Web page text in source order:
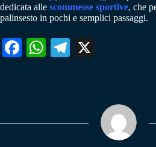
dedicata alle scommesse sportive, che
palinsesto in pochi e semplici passaggi.
Fa W
pp
Te
m